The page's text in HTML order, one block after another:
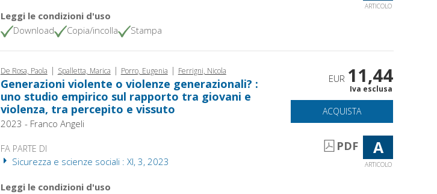
Leggi le condizioni d'uso
Download
Copia/incolla Stampa
ARTICOLO
De Rosa, Paola | Spalletta, Marica | Porro, Eugenia | Ferrigni, Nicola
Generazioni violente o violenze generazionali? :
uno studio empirico sul rapporto tra giovani e
violenza, tra percepito e vissuto
2023 - Franco Angeli
FA PARTE DI
Sicurezza e scienze sociali : XI, 3, 2023
Leggi le condizioni d'uso
EUR 11,44
Iva esclusa
ACQUISTA
PDF A
ARTICOLO